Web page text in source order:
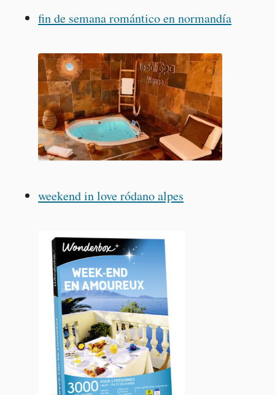
fin de semana romántico en normandía
weekend in love ródano alpes